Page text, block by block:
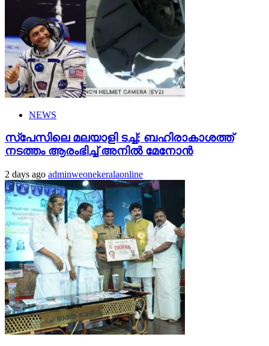
NEWS
സ്‌പേസിലെ മലയാളി ടച്ച്; ബഹിരാകാശത്ത്
നടത്തം ആരംഭിച്ച് അനില്‍ മേനോന്‍
2 days ago adminweonekeralaonline